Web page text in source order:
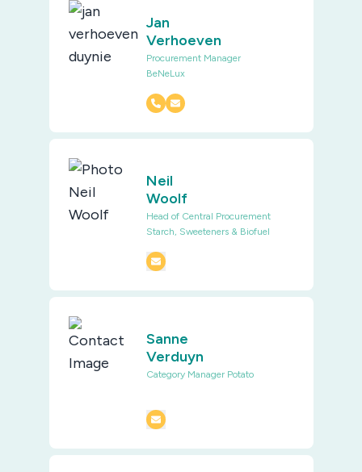
Jan
Verhoeven
Procurement Manager
BeNeLux
Neil
Woolf
Head of Central Procurement
Starch, Sweeteners & Biofuel
Sanne
Verduyn
Category Manager Potato